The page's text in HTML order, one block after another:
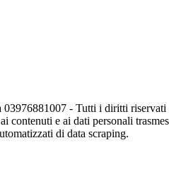
- Tutti i diritti
contenuti e ai dati personali
di data scraping.